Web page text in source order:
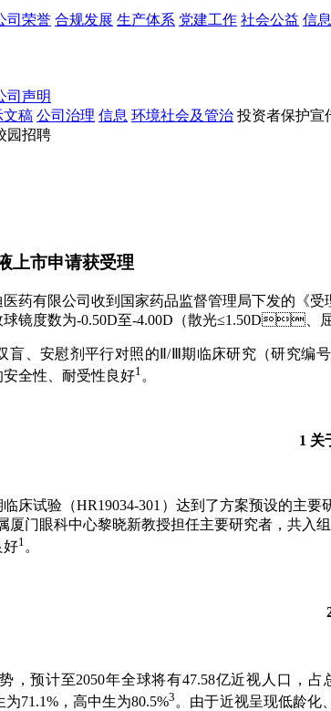
司荣誉 合规发展 生产体系 党建工作 社会公益 信
司声明
文稿 公司治理 信息 环境社会及管治 投资者保护宣
园招聘
上市申请获受理
医药有限公司收到国家药品监督管理局下发的《受
球镜度数为-0.50D至-4.00D（散光≤1.50D、
双盲、安慰剂平行对照的Ⅱ/Ⅲ期临床研究（研究
全性、耐受性良好1 。
1 关
临床试验（HR19034-301）达到了方案预设的
厦门眼科中心黎晓新教授担任主要研究者，共
好1。
，预计至2050年全球将有47.58亿近视人口，
为71.1%，高中生为80.5%3 。由于近视呈现低龄化